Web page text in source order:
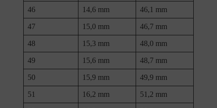
46 14,6 mm 46,1 mm
47 15,0 mm 46,7 mm
48 15,3 mm 48,0 mm
49 15,6 mm 48,7 mm
50 15,9 mm 49,9 mm
51 16,2 mm 51,2 mm